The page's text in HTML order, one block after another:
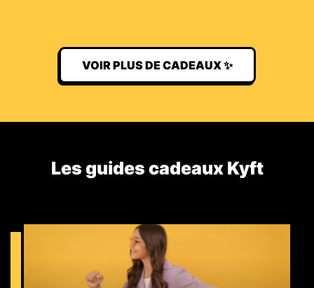
VOIR PLUS DE CADEAUX ✨
Les guides cadeaux Kyft​